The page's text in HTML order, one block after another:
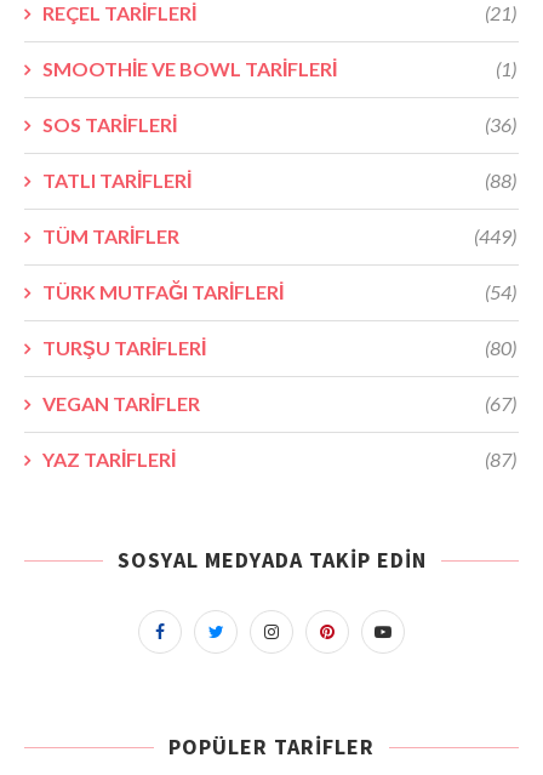
REÇEL TARİFLERİ (21)
SMOOTHİE VE BOWL TARİFLERİ (1)
SOS TARİFLERİ (36)
TATLI TARİFLERİ (88)
TÜM TARİFLER (449)
TÜRK MUTFAĞI TARİFLERİ (54)
TURŞU TARİFLERİ (80)
VEGAN TARİFLER (67)
YAZ TARİFLERİ (87)
SOSYAL MEDYADA TAKIP EDIN
POPÜLER TARIFLER